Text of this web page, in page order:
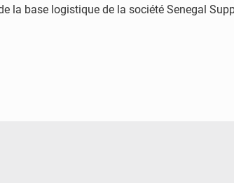
la base logistique de la société Senegal